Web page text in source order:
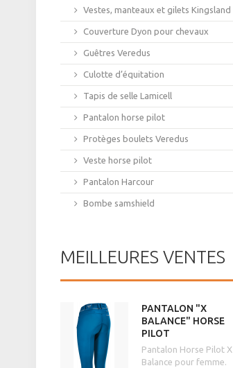
Vestes, manteaux et gilets Kingsland
Couverture Dyon pour chevaux
Guêtres Veredus
Culotte d’équitation
Tapis de selle Lamicell
Pantalon horse pilot
Protèges boulets Veredus
Veste horse pilot
Pantalon Harcour
Bombe samshield
MEILLEURES VENTES
PANTALON "X
BALANCE" HORSE
PILOT
Pantalon Horse Pilot X
Balance pour femme.